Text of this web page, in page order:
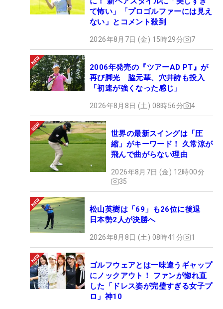
て怖い」「プロゴルファーには見え
ない」とコメント殺到
2026年8月7日 (金) 15時29分 7
2006年発売の『ツアーAD PT』が
再び脚光 脇元華、穴井詩も投入
「初速が強くなった感じ」
2026年8月8日 (土) 08時56分 4
世界の最新スイングは「圧
縮」がキーワード！ 久常涼が
飛んで曲がらない理由
2026年8月7日 (金) 12時00分
35
松山英樹は「69」も26位に後退
日本勢2人が決勝へ
2026年8月8日 (土) 08時41分 1
ゴルフウェアとは一味違うギャップ
にノックアウト！ ファンが惚れ直
した「ドレス姿が完璧すぎる女子プ
ロ」神10